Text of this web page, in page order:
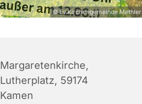
© Ev.Kirchengemeinde Methler
Margaretenkirche,
Lutherplatz, 59174
Kamen